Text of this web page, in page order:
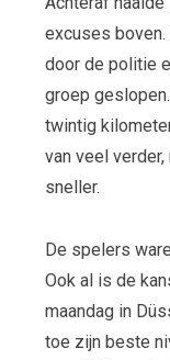
excuses
door de politie
groep
twintig
van veel
sneller.
De spelers
Ook al is de
maandag in
toe zijn beste